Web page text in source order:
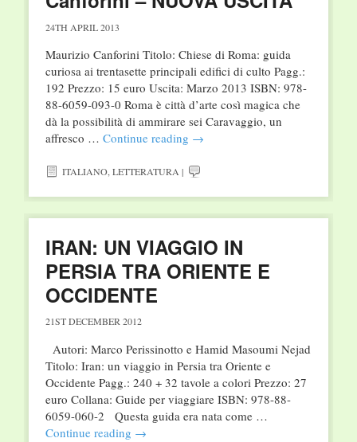
24TH APRIL 2013
Maurizio Canforini Titolo: Chiese di Roma: guida
curiosa ai trentasette principali edifici di culto Pagg.:
192 Prezzo: 15 euro Uscita: Marzo 2013 ISBN: 978-
88-6059-093-0 Roma è città d’arte così magica che
dà la possibilità di ammirare sei Caravaggio, un
affresco … Continue reading →
ITALIANO,LETTERATURA |
IRAN: UN VIAGGIO IN
PERSIA TRA ORIENTE E
OCCIDENTE
21ST DECEMBER 2012
Autori: Marco Perissinotto e Hamid Masoumi Nejad
Titolo: Iran: un viaggio in Persia tra Oriente e
Occidente Pagg.: 240 + 32 tavole a colori Prezzo: 27
euro Collana: Guide per viaggiare ISBN: 978-88-
6059-060-2 Questa guida era nata come …
Continue reading →